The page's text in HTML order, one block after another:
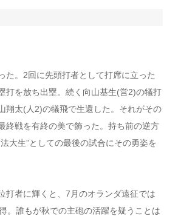
。2回に先頭打者として打席に立った
打を放ち出塁。続く向山基生(営2)の犠打
翔太(人2)の犠飛で生還した。それがその
終戦を有終の美で飾った。持ち前の逆方
大生”としての最後の試合にその勇姿を
打者に輝くと、7月のオランダ遠征では
。誰もが秋での主砲の活躍を疑うことは